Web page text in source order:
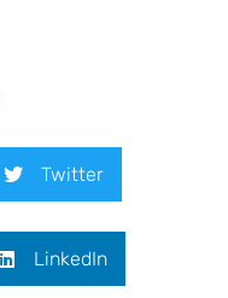
Twitter
LinkedIn